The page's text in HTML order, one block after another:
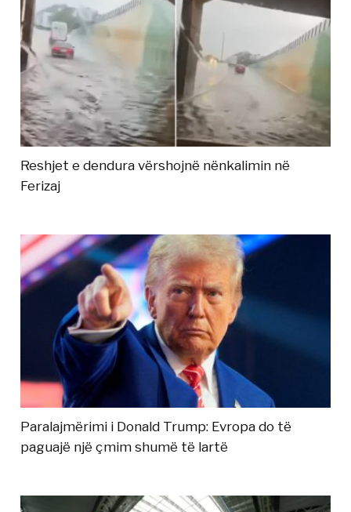
Reshjet e dendura vërshojnë nënkalimin në
Ferizaj
Paralajmërimi i Donald Trump: Evropa do të
paguajë një çmim shumë të lartë